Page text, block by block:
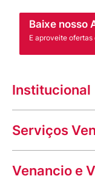
Baixe nosso
E aproveite
Institucional
A Venancio
Trabalhe Conosco
Nossas lojas
Indique seu imóvel
Serviços
Troca e devolução
Mecânica de
Venancio e